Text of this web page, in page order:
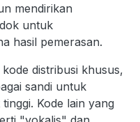
mendirikan
untuk
hasil pemerasan.
distribusi khusus,
sandi untuk
Kode lain yang